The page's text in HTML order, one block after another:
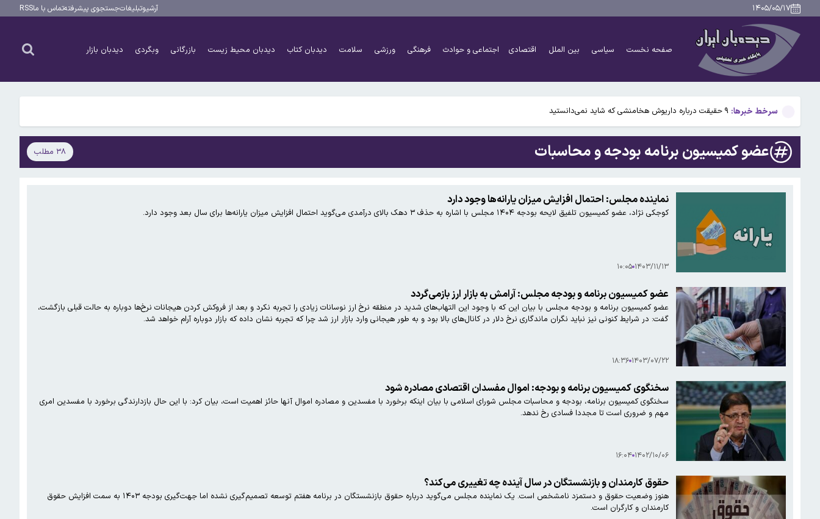
۱۴۰۵/۰۵/۱۷ آرشیوتبلیغاتجستجوی پیشرفتهتماس با ماRSS
صفحه نخست سیاسی بین الملل اقتصادی اجتماعی و حوادث فرهنگی ورزشی سلامت دیدبان کتاب دیدبان محیط زیست بازرگانی وبگردی دیدبان بازار
سرخط خبرها:
سوختی فراموش‌شده در مسیر تکامل مغز؛ آیا میوه و عسل به بزرگ‌تر شدن مغز انسان کمک کردند؟
آمریکا ۵ فرد و ۱۳ شرکت و صرافی را تحریم کرد+اسامی
آمریکا آبان تتر را تحریم کرد؛ یک صرافی ایرانی دیگر در فهرست تحریم‌های رمزارزی ایالات متحده قرار گرفت
۹ حقیقت درباره داریوش هخامنشی که شاید نمی‌دانستید
بیفوما در پرسپولیس ماندنی شد
آمریکا ۵ فرد و ۱۳ شرکت و صرافی را تحریم کرد+اسامی
آمریکا آبان تتر را تحریم کرد؛ یک صرافی ایرانی دیگر در فهرست تحریم‌های رمزارزی ایالات متحده قرار گرفت
عضو کمیسیون برنامه بودجه و محاسبات ۳۸ مطلب
نماینده مجلس: احتمال افزایش میزان یارانه‌ها وجود دارد
کوجکی نژاد، عضو کمیسیون تلفیق لایحه بودجه ۱۴۰۴ مجلس با اشاره به حذف ۳ دهک بالای درآمدی می‌گوید احتمال افزایش میزان یارانه‌ها برای سال بعد وجود دارد.
۱۴۰۳/۱۱/۱۳ ۱۰:۰۵
عضو کمیسیون برنامه و بودجه مجلس: آرامش به بازار ارز بازمی‌گردد
عضو کمیسیون برنامه و بودجه مجلس با بیان این که با وجود این التهاب‌های شدید در منطقه نرخ ارز نوسانات زیادی را تجربه نکرد و بعد از فروکش کردن هیجانات نرخ‌ها دوباره به حالت قبلی بازگشت،
گفت: در شرایط کنونی نیز نباید نگران ماندگاری نرخ دلار در کانال‌های بالا بود و به طور هیجانی وارد بازار ارز شد چرا که تجربه نشان داده که بازار دوباره آرام خواهد شد.
۱۴۰۳/۰۷/۲۲ ۱۸:۳۶
سخنگوی کمیسیون برنامه و بودجه: اموال مفسدان اقتصادی مصادره شود
سخنگوی کمیسیون برنامه، بودجه و محاسبات مجلس شورای اسلامی با بیان اینکه برخورد با مفسدین و مصادره اموال آنها حائز اهمیت است، بیان کرد: با این حال بازدارندگی برخورد با مفسدین امری
مهم و ضروری است تا مجددا فسادی رخ ندهد.
۱۴۰۲/۱۰/۰۶ ۱۶:۰۴
حقوق کارمندان و بازنشستگان در سال آینده چه تغییری می‌کند؟
هنوز وضعیت حقوق و دستمزد نامشخص است. یک نماینده مجلس می‌گوید درباره حقوق بازنشستگان در برنامه هفتم توسعه تصمیم‌گیری نشده اما جهت‌گیری بودجه ۱۴۰۳ به سمت افزایش حقوق
کارمندان و کارگران است.